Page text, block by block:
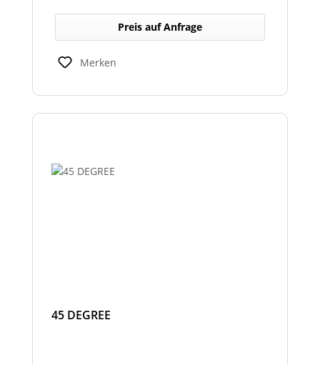
befestigt werden, um in Fahrtrichtung
gezielte Warnsignale abzugeben. Sie
erhöhen die Sicht- und Hörbarkeit von
Warnhinweisen für Fahrer und Umfeld und
verbessern so die Sicherheit bei Einsatz-
Preis auf Anfrage
Merken
45 DEGREE